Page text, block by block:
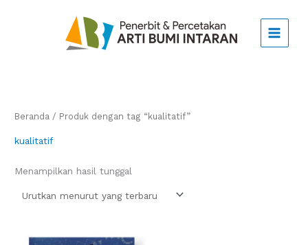
Beranda / Produk dengan tag “kualitatif”
kualitatif
Menampilkan hasil tunggal